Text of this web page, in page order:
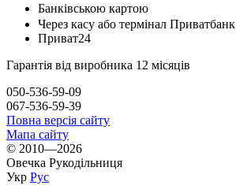
Банківською картою
Через касу або термінал Приватбанк
Приват24
Гарантія від виробника 12 місяців
050-536-59-09
067-536-59-39
Повна версія сайту
Мапа сайту
© 2010—2026
Овечка Рукодільниця
Укр Рус